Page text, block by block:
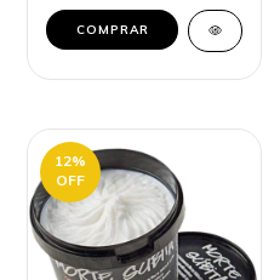
12%
OFF